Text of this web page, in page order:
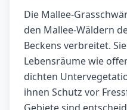
Die Mallee-
den Mallee-Wäldern
Beckens verbreitet.
Lebensräume wie
dichten
ihnen Schutz vor